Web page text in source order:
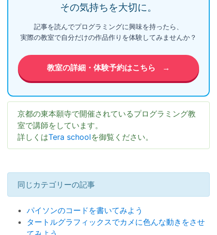
その気持ちを大切に。
記事を読んでプログラミングに興味を持ったら、
実際の教室で自分だけの作品作りを体験してみませんか？
教室の詳細・体験予約はこちら →
京都の東本願寺で開催されているプログラミング教
室で講師をしています。
詳しくはTera schoolを御覧ください。
同じカテゴリーの記事
パイソンのコードを書いてみよう
タートルグラフィックスでカメに色んな動きをさせ